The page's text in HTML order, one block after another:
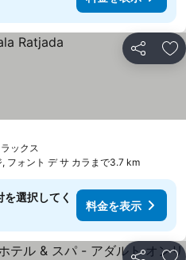
シェア お
ックス
フォント デ サ カラまで3.7 km
選択してく
料金を表示